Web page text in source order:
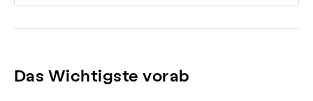
Das Wichtigste vorab